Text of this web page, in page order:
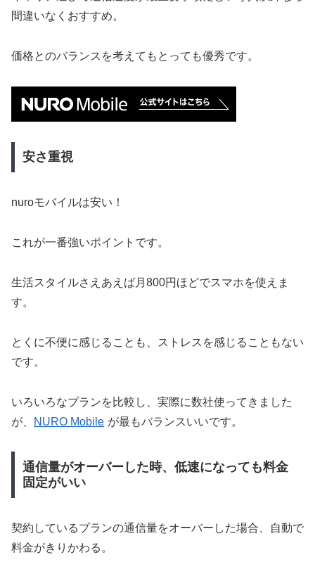
間違いなくおすすめ。
価格とのバランスを考えてもとっても優秀です。
安さ重視
nuroモバイルは安い！
これが一番強いポイントです。
生活スタイルさえあえば月800円ほどでスマホを使えま
す。
とくに不便に感じることも、ストレスを感じることもない
です。
いろいろなプランを比較し、実際に数社使ってきました
が、
NURO Mobile が最もバランスいいです。
通信量がオーバーした時、低速になっても料金
固定がいい
契約しているプランの通信量をオーバーした場合、自動で
料金がきりかわる。